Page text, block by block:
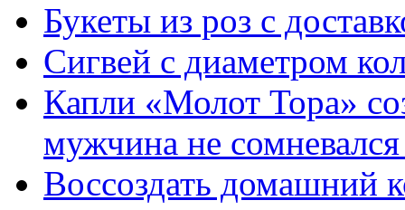
Букеты из роз с
Сигвей с диаметром
Капли «Молот Тора»
мужчина не
Воссоздать домашний